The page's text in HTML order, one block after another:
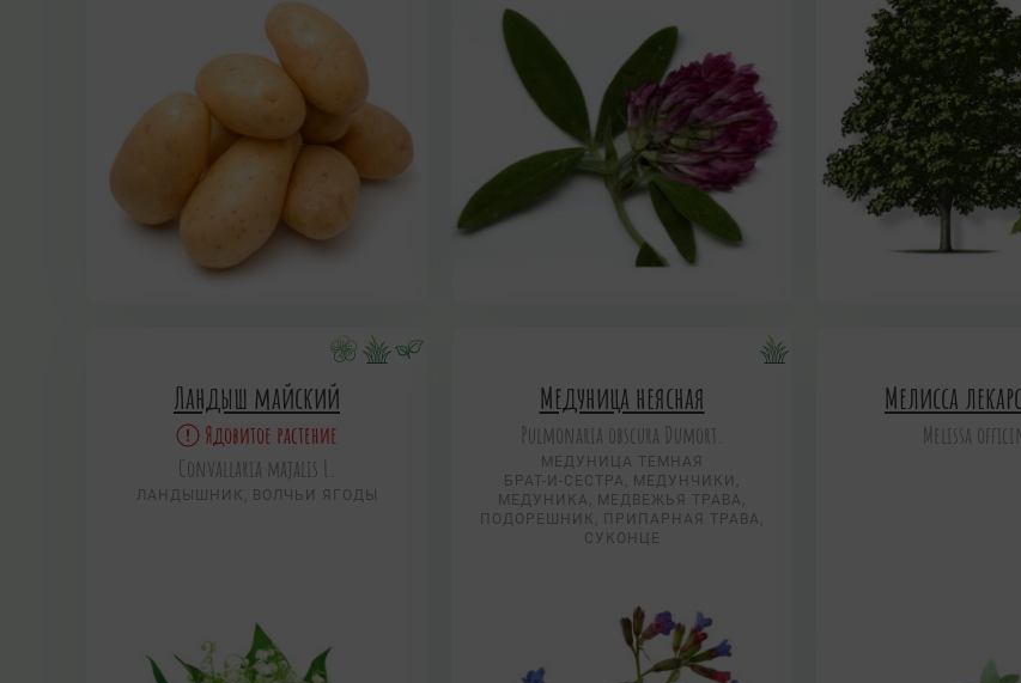
Ландыш майский
Ядовитое растение
Convallaria majalis L.
ЛАНДЫШНИК, ВОЛЧЬИ ЯГОДЫ
Медуница неясная
Pulmonaria obscura Dumort.
МЕДУНИЦА ТЕМНАЯ
БРАТ-И-СЕСТРА, МЕДУНЧИКИ,
МЕДУНИКА, МЕДВЕЖЬЯ ТРАВА,
ПОДОРЕШНИК, ПРИПАРНАЯ ТРАВА,
СУКОНЦЕ
Мелисса
Melissa